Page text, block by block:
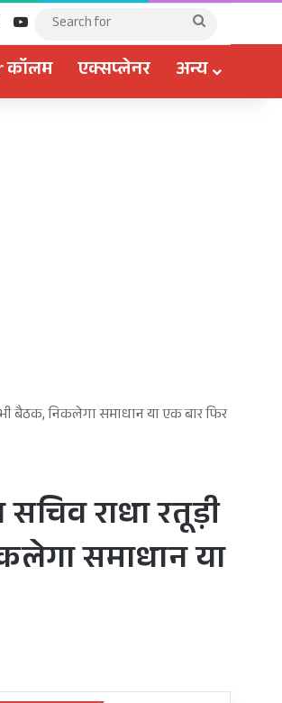
YouTube
Search
कॉलम एक्सप्लेनर अन्य
बैठक, निकलेगा समाधान या एक बार फिर
राधा रतूड़ी
समाधान या